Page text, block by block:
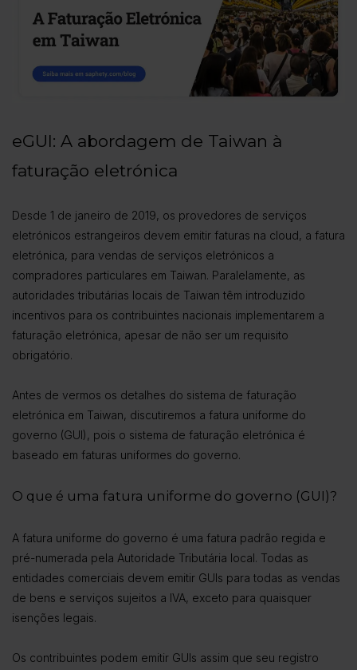
eGUI: A abordagem de Taiwan à
faturação eletrónica
Desde 1 de janeiro de 2019, os provedores de serviços
eletrónicos estrangeiros devem emitir faturas na cloud, a fatura
eletrónica, para vendas de serviços eletrónicos a
compradores particulares em Taiwan. Paralelamente, as
autoridades tributárias locais de Taiwan têm introduzido
incentivos para os contribuintes nacionais implementarem a
faturação eletrónica, apesar de não ser um requisito
obrigatório.
Antes de vermos os detalhes do sistema de faturação
eletrónica em Taiwan, discutiremos a fatura uniforme do
governo (GUI), pois o sistema de faturação eletrónica é
baseado em faturas uniformes do governo.
O que é uma fatura uniforme do governo (GUI)?
A fatura uniforme do governo é uma fatura padrão regida e
pré-numerada pela Autoridade Tributária local. Todas as
entidades comerciais devem emitir GUIs para todas as vendas
de bens e serviços sujeitos a IVA, exceto para quaisquer
isenções legais.
Os contribuintes podem emitir GUIs assim que seu registro